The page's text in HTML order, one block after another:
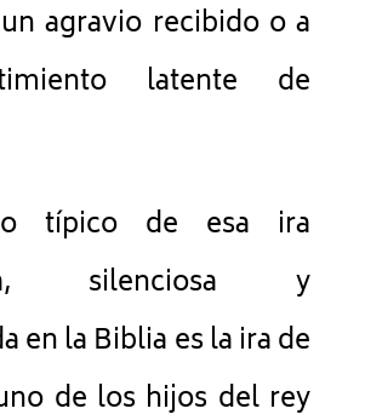
agravio recibido o a
latente de
típico de esa ira
silenciosa y
en la Biblia es la ira de
de los hijos del rey